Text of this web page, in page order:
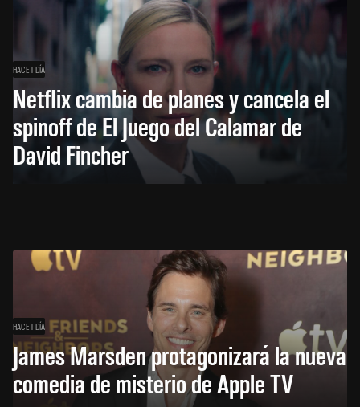
HACE 1 DÍA
Netflix cambia de planes y cancela el
spinoff de El Juego del Calamar de
David Fincher
HACE 1 DÍA
James Marsden protagonizará la nueva
comedia de misterio de Apple TV